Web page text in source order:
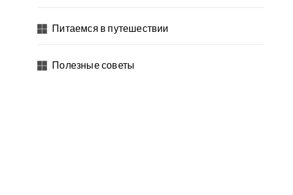
Питаемся в путешествии
Полезные советы